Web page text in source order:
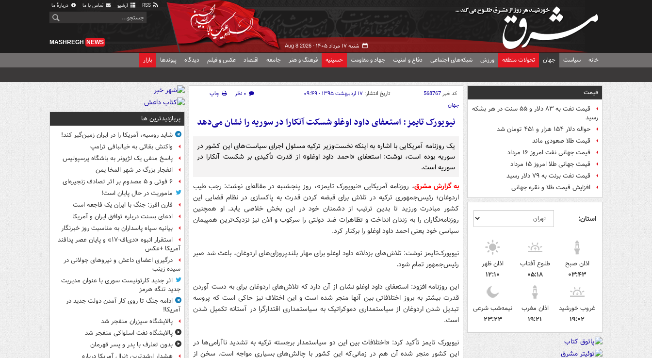
آرشیو تماس با ما دربارهٔ ما
شنبه ۱۷ مرداد ۱۴۰۵ - Aug 8 2026
MASHREGH NEWS
خانه سیاست جهان تحولات منطقه ورزش شبکه‌های اجتماعی دفاع و امنیت جهاد و مقاومت حسینیه فرهنگ و هنر جامعه اقتصاد عکس و فیلم دیدگاه پیوندها بازار
قیمت
قیمت نفت به ۸۳ دلار و ۵۵ سنت در هر بشکه
رسید
حواله دلار ۱۵۴ هزار و ۴۵۱ تومان شد
قیمت طلا صعودی ماند
قیمت جهانی نفت امروز ۱۶ مرداد
قیمت جهانی طلا امروز ۱۵ مرداد
قیمت نفت برنت به ۷۹ دلار رسید
افزایش قیمت طلا و نقره جهانی
استان:
اذان صبح
۰۳:۴۳
طلوع آفتاب
۰۵:۱۸
اذان ظهر
۱۲:۱۰
غروب خورشید
۱۹:۰۲
اذان مغرب
۱۹:۲۱
نیمه‌شب شرعی
۲۳:۲۳
کد خبر568767 تاریخ انتشار: ۱۷ اردیبهشت ۱۳۹۵ - ۰۹:۴۹ ۰ نظر
چاپ
جهان
نیویورک تایمز: استعفای داود اوغلو شسکت آنکارا در سوریه را نشان می‌دهد
یک روزنامه آمریکایی با اشاره به اینکه نخست‌وزیر ترکیه مسئول اجرای سیاست‌های این کشور در
سوریه بوده است، نوشت: استعفای «احمد داود اوغلو» از قدرت تأکیدی بر شکست آنکارا در
سوریه است.
به گزارش مشرق، روزنامه آمریکایی «نیویورک تایمز»، روز پنجشنبه در مقاله‌ای نوشت: رجب طیب
اردوغان؛ رئیس‌جمهوری ترکیه در تلاش برای قبضه کردن قدرت به پاکسازی در نظام قضایی این
کشور مبادرت ورزید تا بدین ترتیب از دشمنان خود در این بخش خلاصی یابد. او همچنین
روزنامه‌نگاران را به زندان انداخت و تظاهرات ضد دولتی را سرکوب و الان نیز نزدیک‌ترین هم‍پیمان
سیاسی خود یعنی احمد داود اوغلو را برکنار کرد.
نیویورک‌تایمز نوشت: تلاش‌های بزدلانه داود اوغلو برای مهار بلندپروزای‌های اردوغان، باعث شد صبر
رئیس‌جمهور تمام شود.
این روزنامه افزود: استعفای داود اوغلو نشان از آن دارد که تلاش‌های اردوغان برای به دست آوردن
قدرت بیشتر به بروز اختلافاتی بین آنها منجر شده است و این اختلاف نیز حاکی است که پروسه
تبدیل شدن اردوغان از سیاستمداری دموکراتیک به سیاستمداری اقتدارگرا در آستانه تکمیل شدن
است.
نیویورک تایمز تأکید کرد: «اختلافات بین این دو سیاستمدار برجسته ترکیه به تشدید ناآرامی‌ها در
این کشور منجر شده آن هم در زمانی‌که این کشور با چالش‌های بسیاری مواجه است. سخن از
پربازدیدترین ها
شاید روسیه، آمریکا را در ایران زمین‌گیر کند!
واکنش بقائی به خیالبافی ترامپ
پاسخ منفی یک لژیونر به باشگاه پرسپولیس
انفجار بزرگ در شهر المخا یمن
۶ فوتی و ۵ مصدوم بر اثر تصادف زنجیره‌ای
ماموریت در حال پایان است!
فارن افرز: جنگ با ایران یک فاجعه است
ادعای بسنت درباره توافق ایران و آمریکا
بیانیه سپاه پاسداران به مناسبت روز خبرنگار
استقرار انبوه «دی‌اف‑۱۷» و پایان عصر پدافند
آمریکا +عکس
درگیری اعضای داعش و نیروهای جولانی در
سیده زینب
اثر جدید کارتونیست سوری با عنوان مدیریت
جدید تنگه هرمز
ادامه جنگ تا روی کار آمدن دولت جدید در
آمریکا!
پالایشگاه سیزران منفجر شد
پالایشگاه نفت اسلواکی منفجر شد
بدون تعارف با پدر و پسر قهرمان